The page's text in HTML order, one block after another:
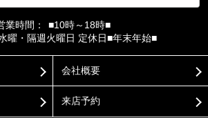
業時間：
■10時～18時■
曜・隔週火曜日 定休日■年末年始■
会社概要
来店予約